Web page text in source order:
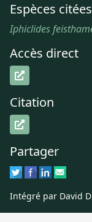
Espèces citées
Iphiclides
Accès direct
Citation
Partager
Intégré par David